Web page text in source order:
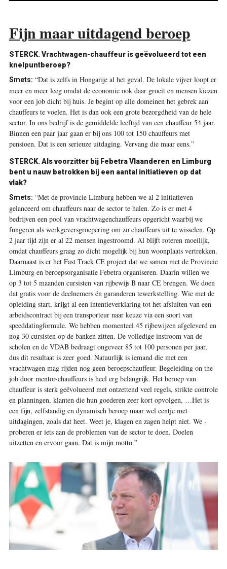
Fijn maar uitdagend beroep
STERCK. Vrachtwagen-chauffeur is geëvolueerd tot een
knelpuntberoep?
Smets: “Dat is zelfs in Hongarije al het geval. De lokale vijver loopt er
meer en meer leeg omdat de economie ook daar groeit en mensen kiezen
voor een job dicht bij huis. Je begint op alle domeinen het gebrek aan
chauffeurs te voelen. Het is dan ook een grote bezorgdheid van de hele
sector. In ons bedrijf is de gemiddelde leeftijd van een chauffeur 54 jaar.
Binnen een paar jaar gaan er bij ons 100 tot 150 chauffeurs met
pensioen. Dat is een serieuze uitdaging. Vervang die maar eens.”
STERCK. Als voorzitter bij Febetra Vlaanderen en Limburg
bent u nauw betrokken bij een aantal initiatieven op dat
vlak?
Smets: “Met de provincie Limburg hebben we al 2 initiatieven
gelanceerd om chauffeurs naar de sector te halen. Zo is er met 4
bedrijven een pool van vrachtwagenchauffeurs opgericht waarbij we
fungeren als werkgeversgroepering om zo chauffeurs uit te wisselen. Op
2 jaar tijd zijn er al 22 mensen ingestroomd. Al blijft roteren moeilijk,
omdat chauffeurs graag zo dicht mogelijk bij hun woonplaats vertrekken.
Daarnaast is er het Fast Track CE project dat we samen met de Provincie
Limburg en beroepsorganisatie Febetra organiseren. Daarin willen we
op 3 tot 5 maanden cursisten van rijbewijs B naar CE brengen. We doen
dat gratis voor de deelnemers én garanderen tewerkstelling. Wie met de
opleiding start, krijgt al een intentieverklaring tot het afsluiten van een
arbeidscontract bij een transporteur naar keuze via een soort van
speeddatingformule. We hebben momenteel 45 rijbewijzen afgeleverd en
nog 30 cursisten op de banken zitten. De volledige instroom van de
scholen en de VDAB bedraagt ongeveer 85 tot 100 personen per jaar,
dus dit resultaat is zeer goed. Natuurlijk is iemand die met een
vrachtwagen mag rijden nog geen beroepschauffeur. Begeleiding on the
job door mentor-chauffeurs is heel erg belangrijk. Het beroep van
chauffeur is sterk geëvolueerd met ontzettend veel regels, strikte controle
en planningen, klanten die hun goederen zeer kort opvolgen, …Het is
een fijn, zelfstandig en dynamisch beroep maar wel eentje met
uitdagingen, zoals dat heet. Weet je, klagen en zagen helpt niet. We ­
proberen er iets aan de problemen van de sector te doen. Doelen
uitzetten en ervoor gaan. Dat is mijn motto.”